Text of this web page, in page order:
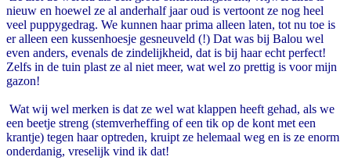
nieuw en hoewel ze al anderhalf jaar oud is vertoont ze nog heel
veel puppygedrag. We kunnen haar prima alleen laten, tot nu toe is
er alleen een kussenhoesje gesneuveld (!) Dat was bij Balou wel
even anders, evenals de zindelijkheid, dat is bij haar echt perfect!
Zelfs in de tuin plast ze al niet meer, wat wel zo prettig is voor mijn
gazon!
Wat wij wel merken is dat ze wel wat klappen heeft gehad, als we
een beetje streng (stemverheffing of een tik op de kont met een
krantje) tegen haar optreden, kruipt ze helemaal weg en is ze enorm
onderdanig, vreselijk vind ik dat!